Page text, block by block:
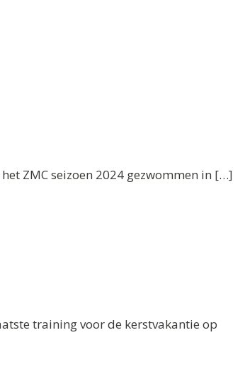
ZMC seizoen 2024 gezwommen in […]
training voor de kerstvakantie op